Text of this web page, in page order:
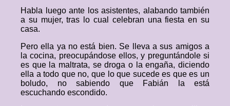
Habla luego ante los asistentes, alabando también
a su mujer, tras lo cual celebran una fiesta en su
casa.
Pero ella ya no está bien. Se lleva a sus amigos a
la cocina, preocupándose ellos, y preguntándole si
es que la maltrata, se droga o la engaña, diciendo
ella a todo que no, que lo que sucede es que es un
boludo, no sabiendo que Fabián la está
escuchando escondido.